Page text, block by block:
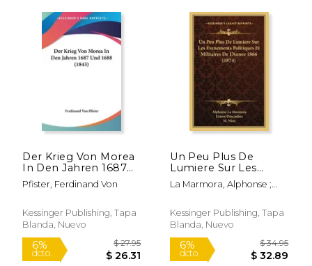
$ 27.25
Der Krieg Von Morea
In Den Jahren 1687
Und 1688 (1843) (en
Alemán)
Pfister, Ferdinand Von
Kessinger Publishing, Tapa
Blanda, Nuevo
Un Peu Plus De
Lumiere Sur Les
Evenements
Politiques Et Militaires
(1874) (en Francés)
La Marmora, Alphonse ;
M.
Kessinger Publishing, Tapa
Blanda, Nuevo